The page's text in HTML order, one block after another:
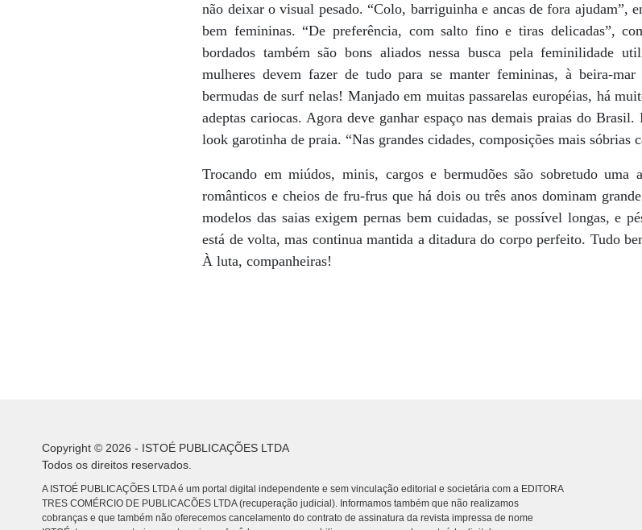
não deixar o visual pesado. “Colo, barriguinha e ancas de fora ajudam”,
bem femininas. “De preferência, com salto fino e tiras delicadas”,
bordados também são bons aliados nessa busca pela feminilidade
mulheres devem fazer de tudo para se manter femininas, à beira-
bermudas de surf nelas! Manjado em muitas passarelas européias, há
adeptas cariocas. Agora deve ganhar espaço nas demais praias do
look garotinha de praia. “Nas grandes cidades, composições mais sóbrias
Trocando em miúdos, minis, cargos e bermudões são sobretudo uma
românticos e cheios de fru-frus que há dois ou três anos dominam
modelos das saias exigem pernas bem cuidadas, se possível longas, e
está de volta, mas continua mantida a ditadura do corpo perfeito. Tudo
À luta, companheiras!
Copyright © 2026 - ISTOÉ PUBLICAÇÕES LTDA
Todos os direitos reservados.
A ISTOÉ PUBLICAÇÕES LTDA é um portal digital independente e sem vinculação editorial e societária com a EDITORA
TRES COMÉRCIO DE PUBLICACÕES LTDA (recuperação judicial). Informamos também que não realizamos
cobranças e que também não oferecemos cancelamento do contrato de assinatura da revista impressa de nome